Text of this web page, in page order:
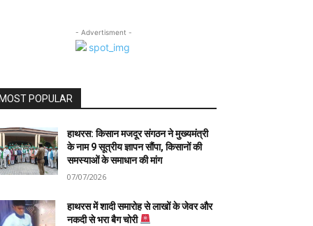
- Advertisment -
MOST POPULAR
हाथरस: किसान मजदूर संगठन ने मुख्यमंत्री
के नाम 9 सूत्रीय ज्ञापन सौंपा, किसानों की
समस्याओं के समाधान की मांग
07/07/2026
हाथरस में शादी समारोह से लाखों के जेवर और
नकदी से भरा बैग चोरी